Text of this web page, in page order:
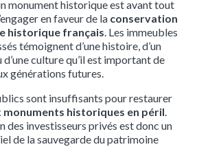
monument historique est avant tout
en faveur de la conservation
historique français. Les immeubles
témoignent d’une histoire, d’un
culture qu’il est important de
générations futures.
sont insuffisants pour restaurer
monuments historiques en péril.
des investisseurs privés est donc un
de la sauvegarde du patrimoine